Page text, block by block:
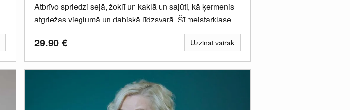
Atbrīvo spriedzi sejā, žoklī un kaklā un sajūti, kā ķermenis
atgriežas vieglumā un dabiskā līdzsvarā. Šī meistarklase
29.90 € Uzzināt vairāk